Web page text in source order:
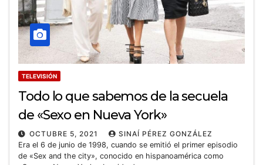
TELEVISIÓN
Todo lo que sabemos de la secuela
de «Sexo en Nueva York»
OCTUBRE 5, 2021
SINAÍ PÉREZ GONZÁLEZ
Era el 6 de junio de 1998, cuando se emitió el primer episodio
de «Sex and the city», conocido en hispanoamérica como